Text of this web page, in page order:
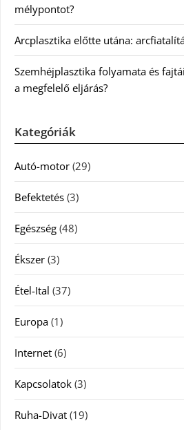
mélypontot?
Arcplasztika előtte utána:
Szemhéjplasztika folyamata és
a megfelelő eljárás?
Kategóriák
Autó-motor (29)
Befektetés (3)
Egészség (48)
Ékszer (3)
Étel-Ital (37)
Europa (1)
Internet (6)
Kapcsolatok (3)
Ruha-Divat (19)